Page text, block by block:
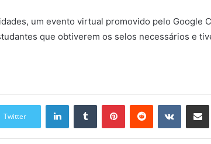
um evento virtual promovido pelo Google
que obtiverem os selos necessários e
Twitter
LinkedinTumblr PinterestReddit VK